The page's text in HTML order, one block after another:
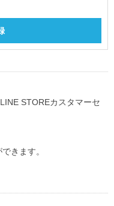
STOREカスタマーセ
きます。